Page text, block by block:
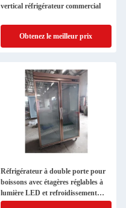
vertical réfrigérateur commercial
Obtenez le meilleur prix
Réfrigérateur à double porte pour
boissons avec étagères réglables à
lumière LED et refroidissement
sans gel